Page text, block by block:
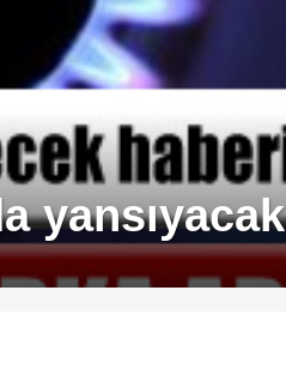
yansıyacak